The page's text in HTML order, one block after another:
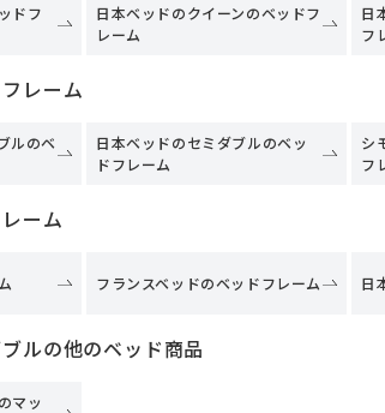
ドフ
日本ベッドのクイーンのベッドフ
レーム
日
フ
レーム
ルのベ
日本ベッドのセミダブルのベッ
ドフレーム
シ
フ
ーム
フランスベッドのベッドフレーム 日
ルの他のベッド商品
マッ